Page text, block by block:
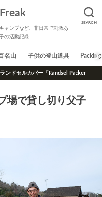
SEARCH
ャンプなど、非日常で刺激あ
の活動記録
名山 子供の登山道具 Packing
ンドセルカバー「Randsel Packer」
場で貸し切り父子